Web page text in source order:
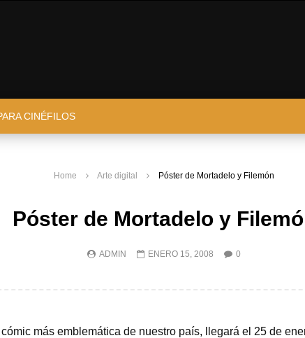
CINÉFILOS
Home Arte digital Póster de Mortadelo y Filemón
Póster de Mortadelo y
ADMIN ENERO 15, 2008 0
más emblemática de nuestro país, llegará el 25 de